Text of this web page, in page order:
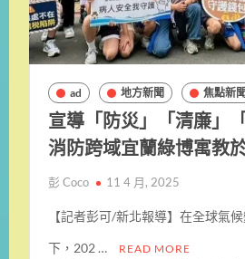
ad 地方新聞 焦點新聞
宣導「防災」「清廉
消防跨域宜蘭綠博寓教
彭 Coco 11 4 月, 2025
【記者彭可/新北報導】在全球氣
下，202 … READ MORE